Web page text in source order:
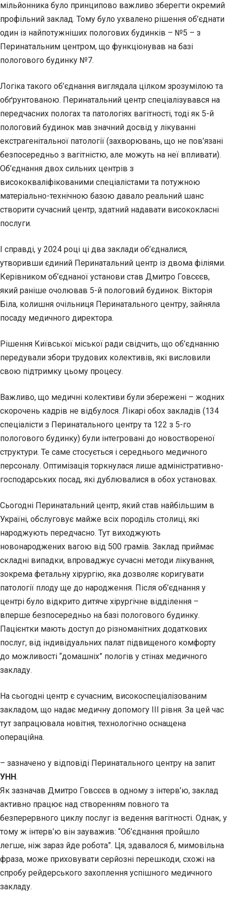
мільйонника було принципово важливо зберегти окремий
профільний заклад. Тому було ухвалено рішення об’єднати
один із найпотужніших пологових будинків – №5 – з
Перинатальним центром, що функціонував на базі
пологового будинку №7.
Логіка такого об’єднання виглядала цілком зрозумілою та
обґрунтованою. Перинатальний центр спеціалізувався на
передчасних пологах та патологіях вагітності, тоді як 5-й
пологовий будинок мав значний досвід у лікуванні
екстрагенітальної патології (захворювань, що не пов’язані
безпосередньо з вагітністю, але можуть на неї впливати).
Об’єднання двох сильних центрів з
висококваліфікованими спеціалістами та потужною
матеріально-технічною базою давало реальний шанс
створити сучасний центр, здатний надавати висококласні
послуги.
І справді, у 2024 році ці два заклади об’єдналися,
утворивши єдиний Перинатальний центр із двома філіями.
Керівником об’єднаної установи став Дмитро Говсєєв,
який раніше очолював 5-й пологовий будинок. Вікторія
Біла, колишня очільниця Перинатального центру, зайняла
посаду медичного директора.
Рішення Київської міської ради свідчить, що об’єднанню
передували збори трудових колективів, які висловили
свою підтримку цьому процесу.
Важливо, що медичні колективи були збережені – жодних
скорочень кадрів не відбулося. Лікарі обох закладів (134
спеціалісти з Перинатального центру та 122 з 5-го
пологового будинку) були інтегровані до новоствореної
структури. Те саме стосується і середнього медичного
персоналу. Оптимізація торкнулася лише адміністративно-
господарських посад, які дублювалися в обох установах.
Сьогодні Перинатальний центр, який став найбільшим в
Україні, обслуговує майже всіх породіль столиці, які
народжують передчасно. Тут виходжують
новонароджених вагою від 500 грамів. Заклад приймає
складні випадки, впроваджує сучасні методи лікування,
зокрема фетальну хірургію, яка дозволяє коригувати
патології плоду ще до народження. Після об’єднання у
центрі було відкрито дитяче хірургічне відділення –
вперше безпосередньо на базі пологового будинку.
Пацієнтки мають доступ до різноманітних додаткових
послуг, від індивідуальних палат підвищеного комфорту
до можливості “домашніх” пологів у стінах медичного
закладу.
На сьогодні центр є сучасним, високоспеціалізованим
закладом, що надає медичну допомогу ІІІ рівня. За цей час
тут запрацювала новітня, технологічно оснащена
операційна.
– зазначено у відповіді Перинатального центру на запит
УНН.
Як зазначав Дмитро Говсєєв в одному з інтерв’ю, заклад
активно працює над створенням повного та
безперервного циклу послуг із ведення вагітності. Однак, у
тому ж інтерв’ю він зауважив: “Об’єднання пройшло
легше, ніж зараз йде робота”. Ця, здавалося б, мимовільна
фраза, може приховувати серйозні перешкоди, схожі на
спробу рейдерського захоплення успішного медичного
закладу.